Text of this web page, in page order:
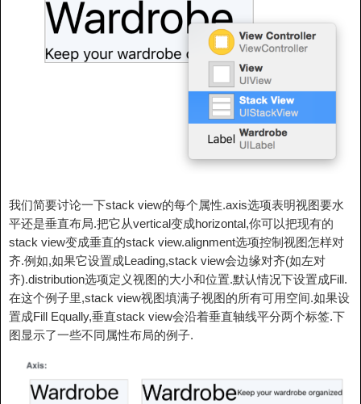
我们简要讨论一下stack view的每个属性.axis选项表明视图要水
平还是垂直布局.把它从vertical变成horizontal,你可以把现有的
stack view变成垂直的stack view.alignment选项控制视图怎样对
齐.例如,如果它设置成Leading,stack view会边缘对齐(如左对
齐).distribution选项定义视图的大小和位置.默认情况下设置成Fill.
在这个例子里,stack view视图填满子视图的所有可用空间.如果设
置成Fill Equally,垂直stack view会沿着垂直轴线平分两个标签.下
图显示了一些不同属性布局的例子.